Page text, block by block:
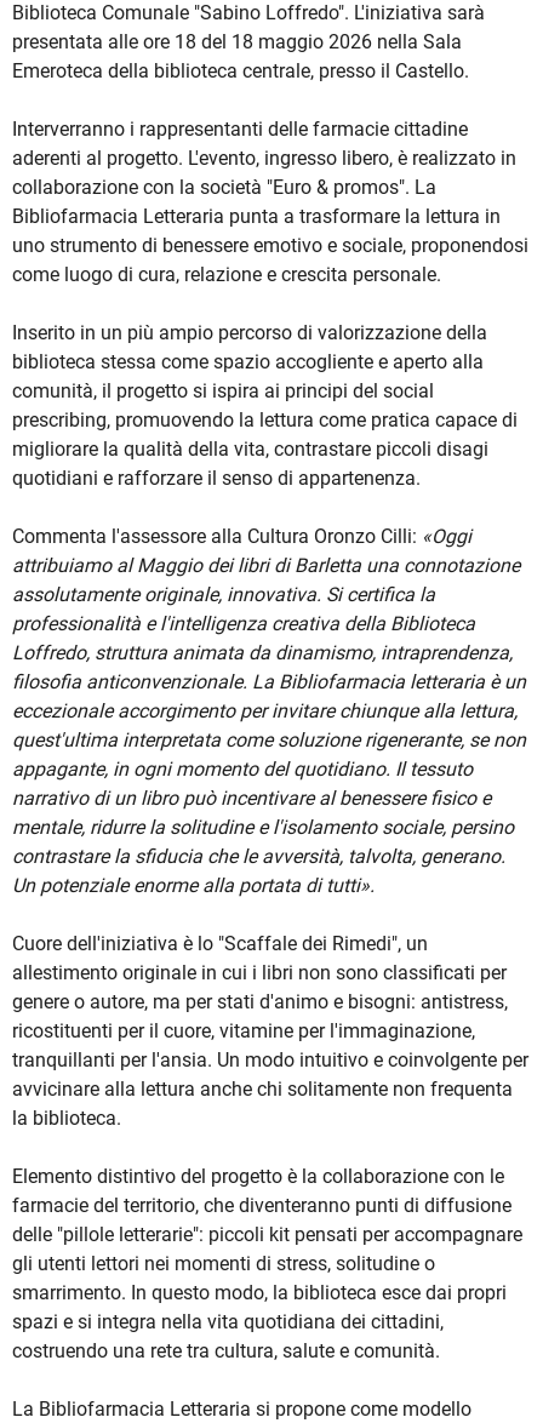
Biblioteca Comunale "Sabino Loffredo". L'iniziativa sarà
presentata alle ore 18 del 18 maggio 2026 nella Sala
Emeroteca della biblioteca centrale, presso il Castello.
Interverranno i rappresentanti delle farmacie cittadine
aderenti al progetto. L'evento, ingresso libero, è realizzato in
collaborazione con la società "Euro & promos". La
Bibliofarmacia Letteraria punta a trasformare la lettura in
uno strumento di benessere emotivo e sociale, proponendosi
come luogo di cura, relazione e crescita personale.
Inserito in un più ampio percorso di valorizzazione della
biblioteca stessa come spazio accogliente e aperto alla
comunità, il progetto si ispira ai principi del social
prescribing, promuovendo la lettura come pratica capace di
migliorare la qualità della vita, contrastare piccoli disagi
quotidiani e rafforzare il senso di appartenenza.
Commenta l'assessore alla Cultura Oronzo Cilli: «Oggi
attribuiamo al Maggio dei libri di Barletta una connotazione
assolutamente originale, innovativa. Si certifica la
professionalità e l'intelligenza creativa della Biblioteca
Loffredo, struttura animata da dinamismo, intraprendenza,
filosofia anticonvenzionale. La Bibliofarmacia letteraria è un
eccezionale accorgimento per invitare chiunque alla lettura,
quest'ultima interpretata come soluzione rigenerante, se non
appagante, in ogni momento del quotidiano. Il tessuto
narrativo di un libro può incentivare al benessere fisico e
mentale, ridurre la solitudine e l'isolamento sociale, persino
contrastare la sfiducia che le avversità, talvolta, generano.
Un potenziale enorme alla portata di tutti».
Cuore dell'iniziativa è lo "Scaffale dei Rimedi", un
allestimento originale in cui i libri non sono classificati per
genere o autore, ma per stati d'animo e bisogni: antistress,
ricostituenti per il cuore, vitamine per l'immaginazione,
tranquillanti per l'ansia. Un modo intuitivo e coinvolgente per
avvicinare alla lettura anche chi solitamente non frequenta
la biblioteca.
Elemento distintivo del progetto è la collaborazione con le
farmacie del territorio, che diventeranno punti di diffusione
delle "pillole letterarie": piccoli kit pensati per accompagnare
gli utenti lettori nei momenti di stress, solitudine o
smarrimento. In questo modo, la biblioteca esce dai propri
spazi e si integra nella vita quotidiana dei cittadini,
costruendo una rete tra cultura, salute e comunità.
La Bibliofarmacia Letteraria si propone come modello